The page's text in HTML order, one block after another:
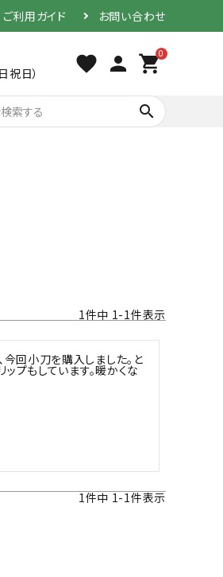
ご利用ガイド お問い合わせ
日） favorite person 0
shopping_cart
search
め
1件中 1-1件表示
回小刀を購入しました。と
ップもしています。暖かくな
1件中1-1件表示